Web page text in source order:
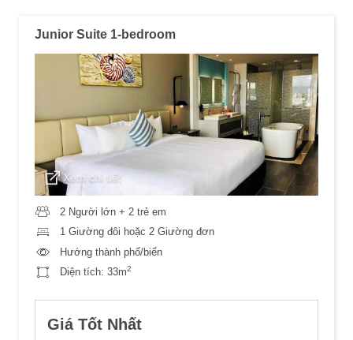
Junior Suite 1-bedroom
Xem chi tiết
2 Người lớn + 2 trẻ em
1 Giường đôi hoặc 2 Giường đơn
Hướng thành phố/biển
Diện tích: 33m2
Giá Tốt Nhất